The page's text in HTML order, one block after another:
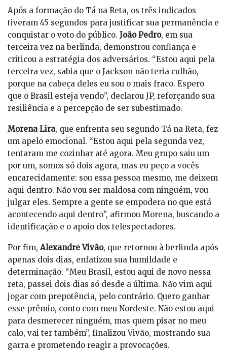
Após a formação do Tá na Reta, os três indicados
tiveram 45 segundos para justificar sua permanência e
conquistar o voto do público. João Pedro, em sua
terceira vez na berlinda, demonstrou confiança e
criticou a estratégia dos adversários. “Estou aqui pela
terceira vez, sabia que o Jackson não teria culhão,
porque na cabeça deles eu sou o mais fraco. Espero
que o Brasil esteja vendo”, declarou JP, reforçando sua
resiliência e a percepção de ser subestimado.
Morena Lira, que enfrenta seu segundo Tá na Reta, fez
um apelo emocional. “Estou aqui pela segunda vez,
tentaram me cozinhar até agora. Meu grupo saiu um
por um, somos só dois agora, mas eu peço a vocês
encarecidamente: sou essa pessoa mesmo, me deixem
aqui dentro. Não vou ser maldosa com ninguém, vou
julgar eles. Sempre a gente se empodera no que está
acontecendo aqui dentro”, afirmou Morena, buscando a
identificação e o apoio dos telespectadores.
Por fim, Alexandre Vivão, que retornou à berlinda após
apenas dois dias, enfatizou sua humildade e
determinação. “Meu Brasil, estou aqui de novo nessa
reta, passei dois dias só desde a última. Não vim aqui
jogar com prepotência, pelo contrário. Quero ganhar
esse prêmio, conto com meu Nordeste. Não estou aqui
para desmerecer ninguém, mas quem pisar no meu
calo, vai ter também”, finalizou Vivão, mostrando sua
garra e prometendo reagir a provocações.